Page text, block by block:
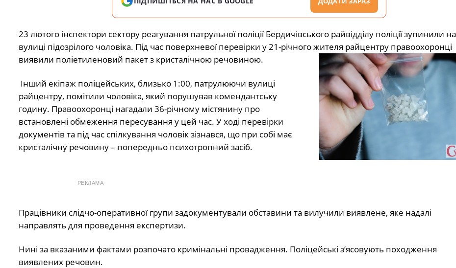
23 лютого інспектори сектору реагування патрульної поліції Бердичівського райвідділу поліції зупинили на
вулиці підозрілого чоловіка. Під час поверхневої перевірки у 21-річного жителя райцентру правоохоронці
виявили поліетиленовий пакет з кристалічною речовиною.
Інший екіпаж поліцейських, близько 1:00, патрулюючи вулиці
райцентру, помітили чоловіка, який порушував комендантську
годину. Правоохоронці нагадали 36-річному містянину про
встановлені обмеження пересування у цей час. У ході перевірки
документів та під час спілкування чоловік зізнався, що при собі має
кристалічну речовину – попередньо психотропний засіб.
РЕКЛАМА
Працівники слідчо-оперативної групи задокументували обставини та вилучили виявлене, яке надалі
направлять для проведення експертизи.
Нині за вказаними фактами розпочато кримінальні провадження. Поліцейські з’ясовують походження
виявлених речовин.